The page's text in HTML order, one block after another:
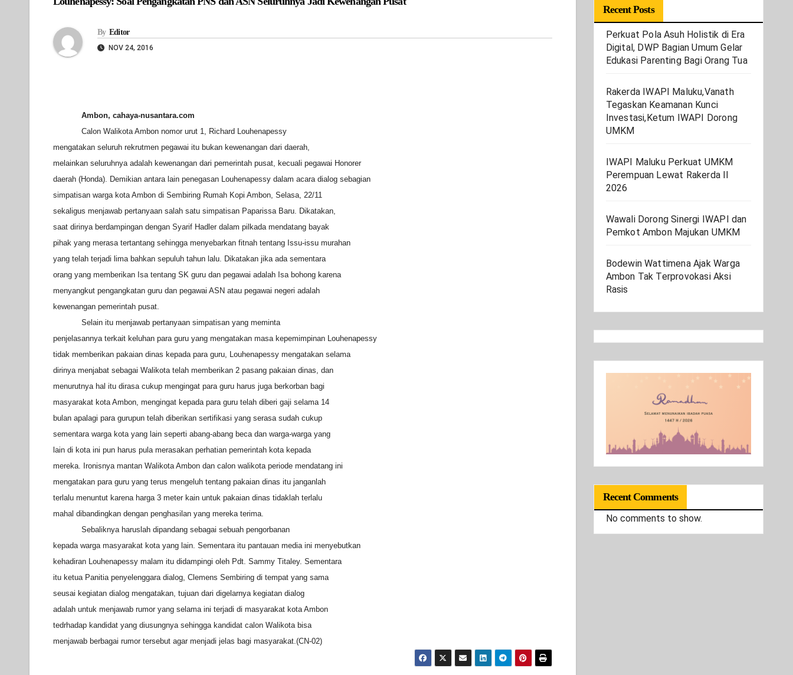
By Editor
NOV 24, 2016
Ambon, cahaya-nusantara.com
Calon Walikota Ambon nomor urut 1, Richard Louhenapessy
mengatakan seluruh rekrutmen pegawai itu bukan kewenangan dari daerah,
melainkan seluruhnya adalah kewenangan dari pemerintah pusat, kecuali pegawai Honorer
daerah (Honda). Demikian antara lain penegasan Louhenapessy dalam acara dialog sebagian
simpatisan warga kota Ambon di Sembiring Rumah Kopi Ambon, Selasa, 22/11
sekaligus menjawab pertanyaan salah satu simpatisan Paparissa Baru. Dikatakan,
saat dirinya berdampingan dengan Syarif Hadler dalam pilkada mendatang bayak
pihak yang merasa tertantang sehingga menyebarkan fitnah tentang Issu-issu murahan
yang telah terjadi lima bahkan sepuluh tahun lalu. Dikatakan jika ada sementara
orang yang memberikan Isa tentang SK guru dan pegawai adalah Isa bohong karena
menyangkut pengangkatan guru dan pegawai ASN atau pegawai negeri adalah
kewenangan pemerintah pusat.
Selain itu menjawab pertanyaan simpatisan yang meminta
penjelasannya terkait keluhan para guru yang mengatakan masa kepemimpinan Louhenapessy
tidak memberikan pakaian dinas kepada para guru, Louhenapessy mengatakan selama
dirinya menjabat sebagai Walikota telah memberikan 2 pasang pakaian dinas, dan
menurutnya hal itu dirasa cukup mengingat para guru harus juga berkorban bagi
masyarakat kota Ambon, mengingat kepada para guru telah diberi gaji selama 14
bulan apalagi para gurupun telah diberikan sertifikasi yang serasa sudah cukup
sementara warga kota yang lain seperti abang-abang beca dan warga-warga yang
lain di kota ini pun harus pula merasakan perhatian pemerintah kota kepada
mereka. Ironisnya mantan Walikota Ambon dan calon walikota periode mendatang ini
mengatakan para guru yang terus mengeluh tentang pakaian dinas itu janganlah
terlalu menuntut karena harga 3 meter kain untuk pakaian dinas tidaklah terlalu
mahal dibandingkan dengan penghasilan yang mereka terima.
Sebaliknya haruslah dipandang sebagai sebuah pengorbanan
kepada warga masyarakat kota yang lain. Sementara itu pantauan media ini menyebutkan
kehadiran Louhenapessy malam itu didampingi oleh Pdt. Sammy Titaley. Sementara
itu ketua Panitia penyelenggara dialog, Clemens Sembiring di tempat yang sama
seusai kegiatan dialog mengatakan, tujuan dari digelarnya kegiatan dialog
adalah untuk menjawab rumor yang selama ini terjadi di masyarakat kota Ambon
tedrhadap kandidat yang diusungnya sehingga kandidat calon Walikota bisa
menjawab berbagai rumor tersebut agar menjadi jelas bagi masyarakat.(CN-02)
Recent Posts
Perkuat Pola Asuh Holistik di Era
Digital, DWP Bagian Umum Gelar
Edukasi Parenting Bagi Orang Tua
Rakerda IWAPI Maluku,Vanath
Tegaskan Keamanan Kunci
Investasi,Ketum IWAPI Dorong
UMKM
IWAPI Maluku Perkuat UMKM
Perempuan Lewat Rakerda II
2026
Wawali Dorong Sinergi IWAPI dan
Pemkot Ambon Majukan UMKM
Bodewin Wattimena Ajak Warga
Ambon Tak Terprovokasi Aksi
Rasis
Recent Comments
No comments to show.